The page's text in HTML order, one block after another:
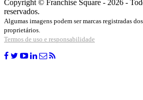
Copyright © Franchise Square - 2026 -
reservados.
Algumas imagens podem ser marcas registradas
proprietários.
Termos de uso e responsabilidade